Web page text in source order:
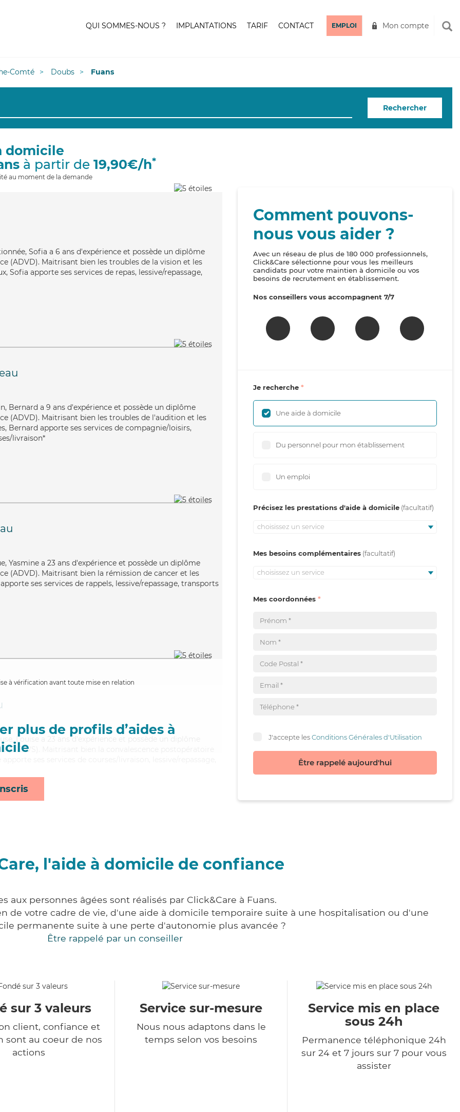
QUI SOMMES-NOUS ? IMPLANTATIONS TARIF CONTACT EMPLOI Mon compte
Comté Doubs Fuans
Rechercher
domicile
à partir de 19,90€/h*
au moment de la demande
Sofia a 6 ans d'expérience et possède un diplôme
(ADVD). Maitrisant bien les troubles de la vision et les
Sofia apporte ses services de repas, lessive/repassage,
Bernard a 9 ans d'expérience et possède un diplôme
(ADVD). Maitrisant bien les troubles de l'audition et les
Bernard apporte ses services de compagnie/loisirs,
livraison*
Yasmine a 23 ans d'expérience et possède un diplôme
(ADVD). Maitrisant bien la rémission de cancer et les
ses services de rappels, lessive/repassage, transports
à vérification avant toute mise en relation
plus de profils d’aides à
Louise a 23 ans d'expérience et possède un diplôme
(DEAVS). Maitrisant bien la convalescence postopératoire
Comment pouvons-
nous vous aider ?
Avec un réseau de plus de 180 000 professionnels,
Click&Care sélectionne pour vous les meilleurs
candidats pour votre maintien à domicile ou vos
besoins de recrutement en établissement.
Nos conseillers vous accompagnent 7/7
Je recherche
Une aide à domicile
Du personnel pour mon établissement
Un emploi
Précisez les prestations d'aide à domicile
choisissez un service
Mes besoins complémentaires
choisissez un service
Mes coordonnées
J'accepte lesConditions Générales d'Utilisation
Être rappelé aujourd'hui
l'aide à domicile de confiance
aux personnes âgées sont réalisés par Click&Care à Fuans.
de votre cadre de vie, d'une aide à domicile temporaire suite à une hospitalisation ou d'une
permanente suite à une perte d'autonomie plus avancée ?
Être rappelé par un conseiller
sur 3 valeurs
client, confiance et
sont au coeur de nos
actions
Service sur-mesure
Nous nous adaptons dans le
temps selon vos besoins
Service mis en place
sous 24h
Permanence téléphonique 24h
sur 24 et 7 jours sur 7 pour vous
assister